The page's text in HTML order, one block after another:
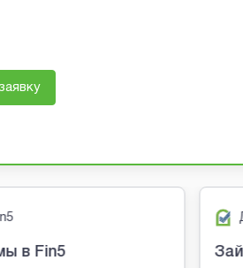
в Fin5